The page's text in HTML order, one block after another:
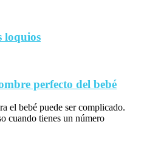
loquios
perfecto del bebé
el bebé puede ser complicado.
cuando tienes un número